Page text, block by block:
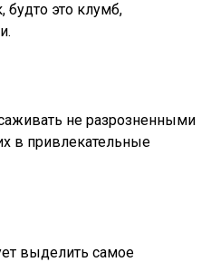
будто это клумб,
не разрозненными
в привлекательные
выделить самое